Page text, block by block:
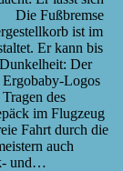
Die Fußbremse
ist im
Er kann bis
Der
Logos
des
im Flugzeug
Fahrt durch die
auch
und…